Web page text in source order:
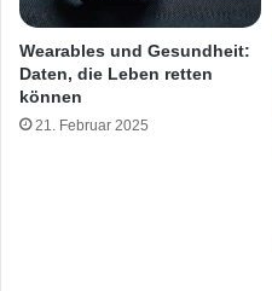
Wearables und Gesundheit:
Daten, die Leben retten
können
21. Februar 2025